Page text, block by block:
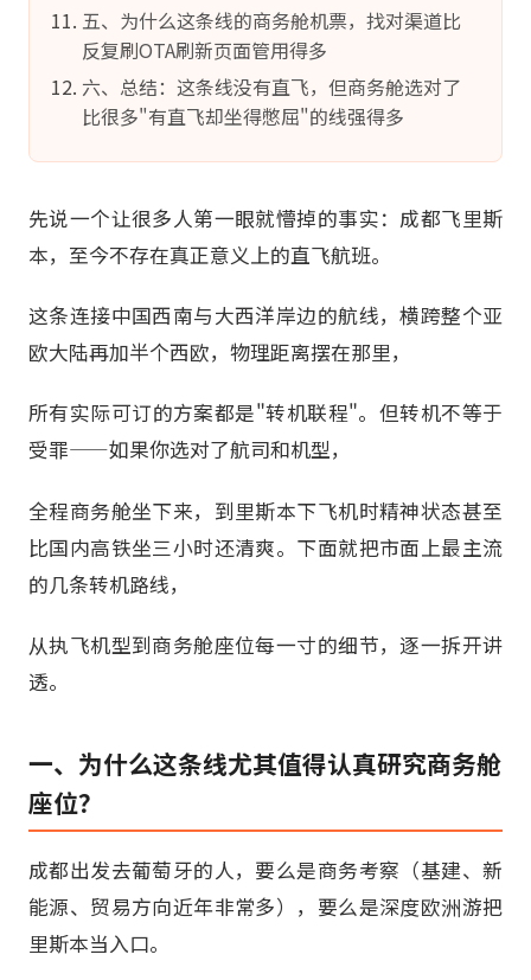
五、为什么这条线的商务舱机票，找对渠道比
反复刷OTA刷新页面管用得多
六、总结：这条线没有直飞，但商务舱选对了
比很多"有直飞却坐得憋屈"的线强得多
先说一个让很多人第一眼就懵掉的事实：成都飞里斯
本，至今不存在真正意义上的直飞航班。
这条连接中国西南与大西洋岸边的航线，横跨整个亚
欧大陆再加半个西欧，物理距离摆在那里，
所有实际可订的方案都是"转机联程"。但转机不等于
受罪——如果你选对了航司和机型，
全程商务舱坐下来，到里斯本下飞机时精神状态甚至
比国内高铁坐三小时还清爽。下面就把市面上最主流
的几条转机路线，
从执飞机型到商务舱座位每一寸的细节，逐一拆开讲
透。
一、为什么这条线尤其值得认真研究商务舱
座位？
成都出发去葡萄牙的人，要么是商务考察（基建、新
能源、贸易方向近年非常多），要么是深度欧洲游把
里斯本当入口。